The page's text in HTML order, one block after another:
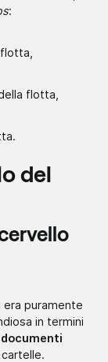
:
flotta,
del
puramente
in termini
documenti